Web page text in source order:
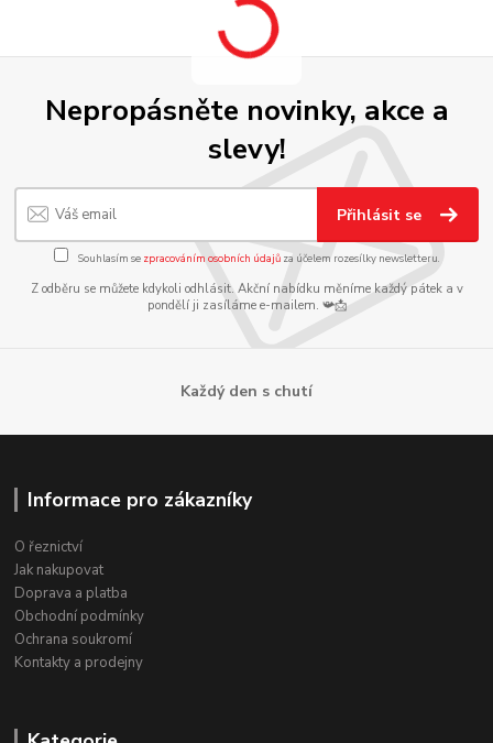
Nepropásněte novinky, akce a
slevy!
Přihlásit se
Souhlasím se zpracováním osobních údajůza účelem rozesílky newsletteru.
Z odběru se můžete kdykoli odhlásit. Akční nabídku měníme každý pátek a v
pondělí ji zasíláme e-mailem. 📯📩
Každý den s chutí
Informace pro zákazníky
O řeznictví
Jak nakupovat
Doprava a platba
Obchodní podmínky
Ochrana soukromí
Kontakty a prodejny